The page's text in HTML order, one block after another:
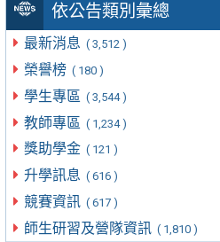
依公告類別彙總
最新消息 ( 3,512 )
榮譽榜 ( 180 )
學生專區 ( 3,544 )
教師專區 ( 1,234 )
獎助學金 ( 121 )
升學訊息 ( 616 )
競賽資訊 ( 617 )
師生研習及營隊資訊 ( 1,810 )